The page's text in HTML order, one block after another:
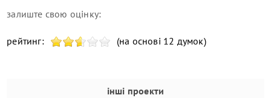
залиште свою оцінку:
рейтинг: (на основі 12 думок)
інші проекти